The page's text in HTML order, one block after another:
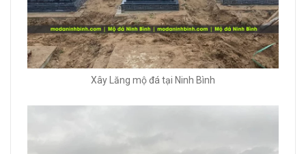
Xây Lăng mộ đá tại Ninh Bình